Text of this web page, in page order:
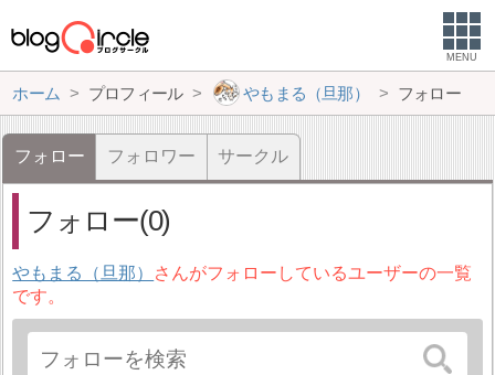
MENU
ホーム プロフィール やもまる（旦那） フォロー
フォロー フォロワー サークル
フォロー(0)
やもまる（旦那）
さんがフォローしているユーザーの一覧
です。